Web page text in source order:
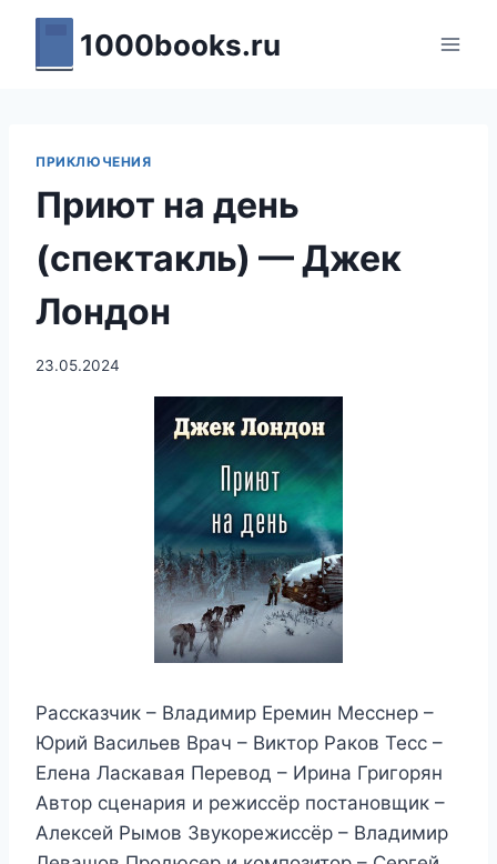
Перейти
содержимому
1000books.ru
ПРИКЛЮЧЕНИЯ
Приют на день
(спектакль) — Джек
Лондон
23.05.2024
Рассказчик – Владимир Еремин Месснер –
Юрий Васильев Врач – Виктор Раков Тесс –
Елена Ласкавая Перевод – Ирина Григорян
Автор сценария и режиссёр постановщик –
Алексей Рымов Звукорежиссёр – Владимир